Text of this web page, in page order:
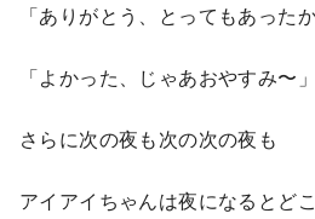
「ありがとう、とってもあった
「よかった、じゃあおやすみ〜」
さらに次の夜も次の次の夜も
アイアイちゃんは夜になるとど